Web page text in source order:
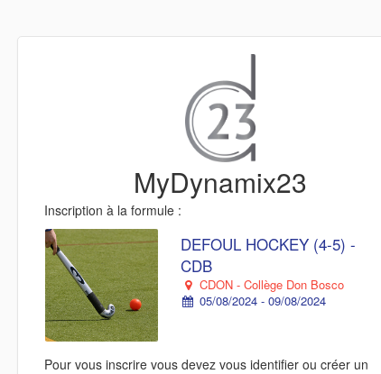
MyDynamix23
Inscription à la formule :
DEFOUL HOCKEY (4-5) -
CDB
CDON - Collège Don Bosco
05/08/2024 - 09/08/2024
Pour vous inscrire vous devez vous identifier ou créer un